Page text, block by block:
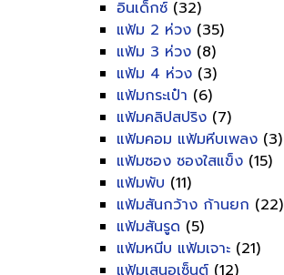
อินเด็กซ์ (32)
แฟ้ม 2 ห่วง (35)
แฟ้ม 3 ห่วง (8)
แฟ้ม 4 ห่วง (3)
แฟ้มกระเป๋า (6)
แฟ้มคลิปสปริง (7)
แฟ้มคอม แฟ้มหีบเพลง (3)
แฟ้มซอง ซองใสแข็ง (15)
แฟ้มพับ (11)
แฟ้มสันกว้าง ก้านยก (22)
แฟ้มสันรูด (5)
แฟ้มหนีบ แฟ้มเจาะ (21)
แฟ้มเสนอเซ็นต์ (12)